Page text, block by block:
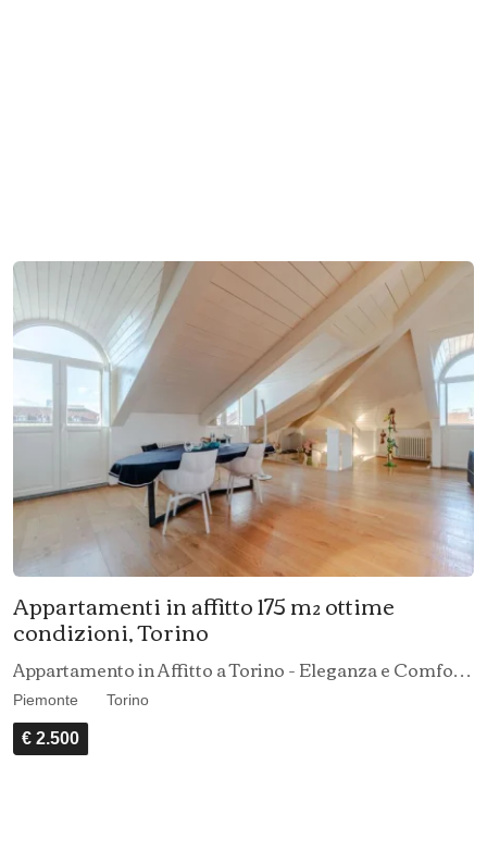
Appartamenti in affitto 175 m² ottime
condizioni, Torino
Appartamento in Affitto a Torino - Eleganza e Comfort nel Cuore della Città
Piemonte Torino
€ 2.500